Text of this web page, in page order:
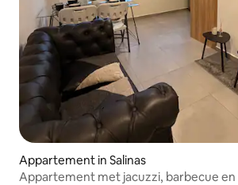
Appartement in Salinas
Appartement met jacuzzi, barbecue